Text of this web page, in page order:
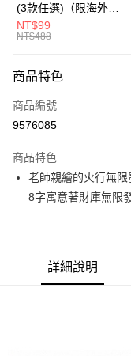
(3款任選)（限海外直
購）Ring Holder
NT$99
NT$488
商品特色
商品編號
9576085
商品特色
老師親繪的火行無
8字寓意著財庫無限
詳細說明